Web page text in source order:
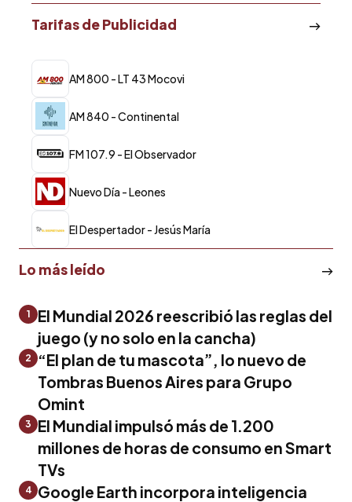
Tarifas de Publicidad
AM 800 - LT 43 Mocovi
AM 840 - Continental
FM 107.9 - El Observador
Nuevo Día - Leones
El Despertador - Jesús María
Lo más leído
1
El Mundial 2026 reescribió las reglas del
juego (y no solo en la cancha)
2
“El plan de tu mascota”, lo nuevo de
Tombras Buenos Aires para Grupo
Omint
3
El Mundial impulsó más de 1.200
millones de horas de consumo en Smart
TVs
4 Google Earth incorpora inteligencia